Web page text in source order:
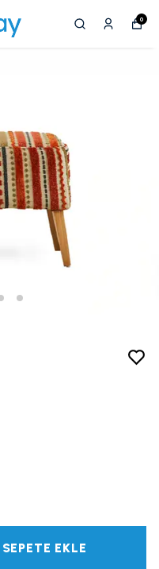
0
SEPETE EKLE